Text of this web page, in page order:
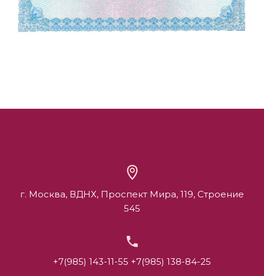
г. Москва, ВДНХ, Проспект Мира, 119, Строение
545
+7(985) 143-11-55 +7(985) 138-84-25